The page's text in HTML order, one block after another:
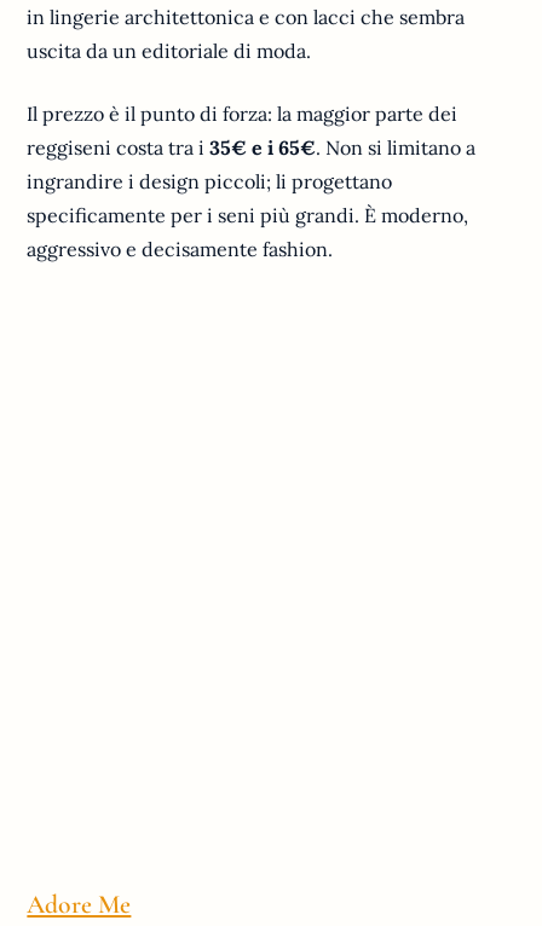
in lingerie architettonica e con lacci che sembra
uscita da un editoriale di moda.
Il prezzo è il punto di forza: la maggior parte dei
reggiseni costa tra i35€ e i 65€. Non si limitano a
ingrandire i design piccoli; li progettano
specificamente per i seni più grandi. È moderno,
aggressivo e decisamente fashion.
Adore Me